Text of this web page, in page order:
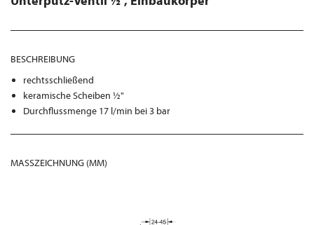
BESCHREIBUNG
rechtsschließend
keramische Scheiben ½"
Durchflussmenge 17 l/min bei 3 bar
MASSZEICHNUNG (MM)